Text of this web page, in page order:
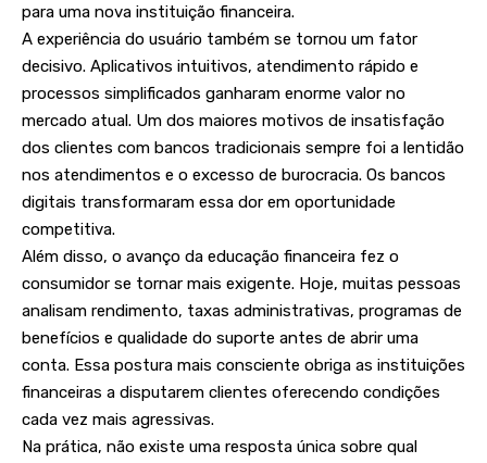
para uma nova instituição financeira.
A experiência do usuário também se tornou um fator
decisivo. Aplicativos intuitivos, atendimento rápido e
processos simplificados ganharam enorme valor no
mercado atual. Um dos maiores motivos de insatisfação
dos clientes com bancos tradicionais sempre foi a lentidão
nos atendimentos e o excesso de burocracia. Os bancos
digitais transformaram essa dor em oportunidade
competitiva.
Além disso, o avanço da educação financeira fez o
consumidor se tornar mais exigente. Hoje, muitas pessoas
analisam rendimento, taxas administrativas, programas de
benefícios e qualidade do suporte antes de abrir uma
conta. Essa postura mais consciente obriga as instituições
financeiras a disputarem clientes oferecendo condições
cada vez mais agressivas.
Na prática, não existe uma resposta única sobre qual